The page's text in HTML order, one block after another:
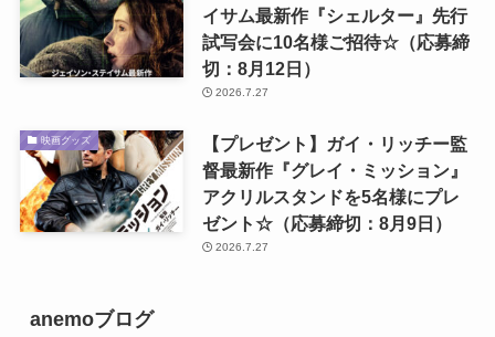
イサム最新作『シェルター』先行
試写会に10名様ご招待☆（応募締
切：8月12日）
2026.7.27
映画グッズ
【プレゼント】ガイ・リッチー監
督最新作『グレイ・ミッション』
アクリルスタンドを5名様にプレ
ゼント☆（応募締切：8月9日）
2026.7.27
anemoブログ